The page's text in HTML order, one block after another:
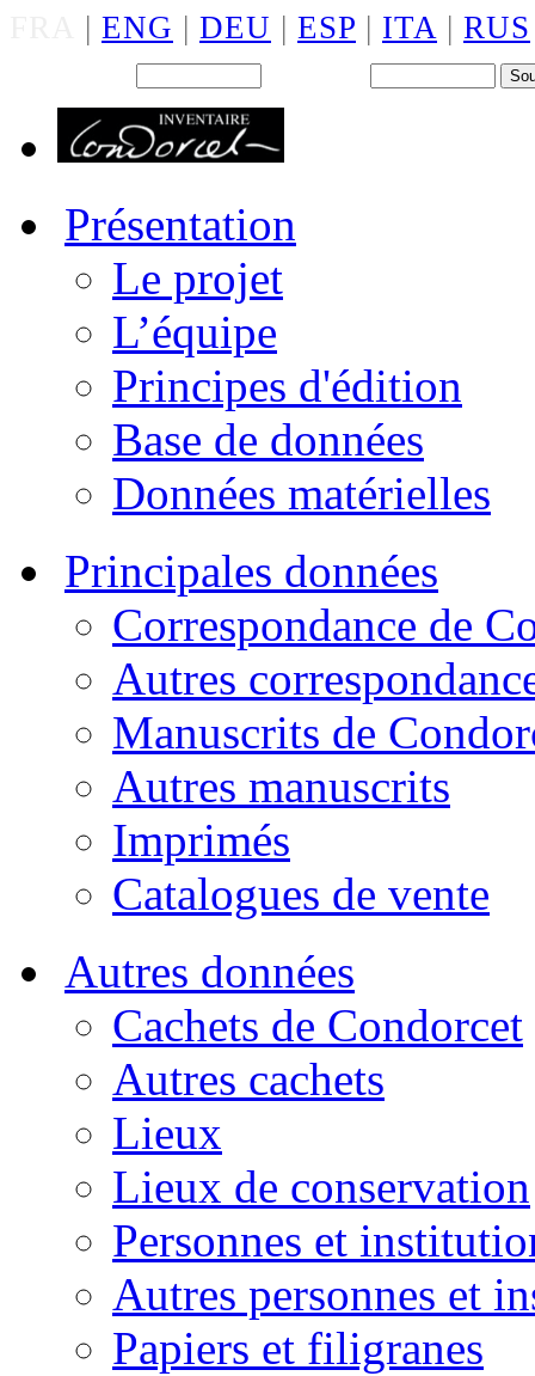
| ENG | DEU | ESP | ITA | RUS
Présentation
Le projet
L’équipe
Principes d'édition
Base de données
Données matérielles
Principales données
Correspondance de
Autres
Manuscrits de
Autres manuscrits
Imprimés
Catalogues de vente
Autres données
Cachets de Condorcet
Autres cachets
Lieux
Lieux de conservation
Personnes et
Autres personnes et
Papiers et filigranes